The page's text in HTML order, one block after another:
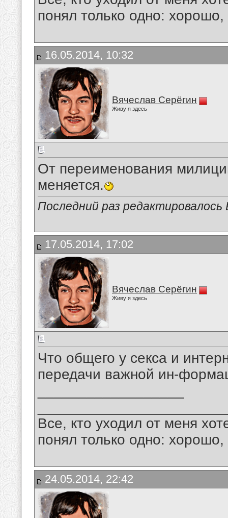
понял только одно:
16.05.2014, 10:32
Вячеслав Серёгин
Живу я здесь
От переименования
меняется.
Последний раз
17.05.2014, 17:02
Вячеслав Серёгин
Живу я здесь
Что общего у ceкcа и
передачи важной ин-
Все, кто уходил от меня
понял только одно:
24.05.2014, 22:42